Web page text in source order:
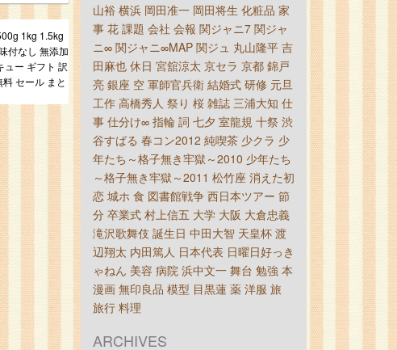
1kg 1.5kg
付なし 無添加
ュー ギフト 訳
セール まと
山裕 横浜 岡田准一 岡田将生 化粧品 家
事 花 課題 会社 会報 関ジャニ7 関ジャ
ニ∞ 関ジャニ∞MAP 関ジュ 丸山隆平 吉
田麻也 休日 宮舘涼太 京セラ 京都 錦戸
亮 銀座 空 軍師官兵衛 結婚式 研修 元旦
工作 高橋秀人 祭り 桜 雑誌 三浦大知 仕
事 仕分け∞ 指輪 詞 七夕 室龍規 十祭 渋
谷すばる 春コン2012 純喫茶 少クラ 少
年たち～格子無き牢獄～2010 少年たち
～格子無き牢獄～2011 松竹座 消えた初
恋 城ホ 食 図書館戦争 西日本ツアー 節
分 卒業式 村上信五 大学 大阪 大倉忠義
滝沢歌舞伎 誕生日 中田大智 天皇杯 渡
辺翔太 内田篤人 日本代表 日曜日好っき
ゃねん 美容 病院 浜中文一 舞台 勉強 本
漫画 無印良品 模型 目黒蓮 薬 洋服 旅
旅行 料理
ARCHIVES